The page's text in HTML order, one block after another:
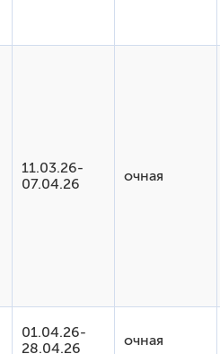
11.03.26-
07.04.26
очная
01.04.26-
28.04.26
очная